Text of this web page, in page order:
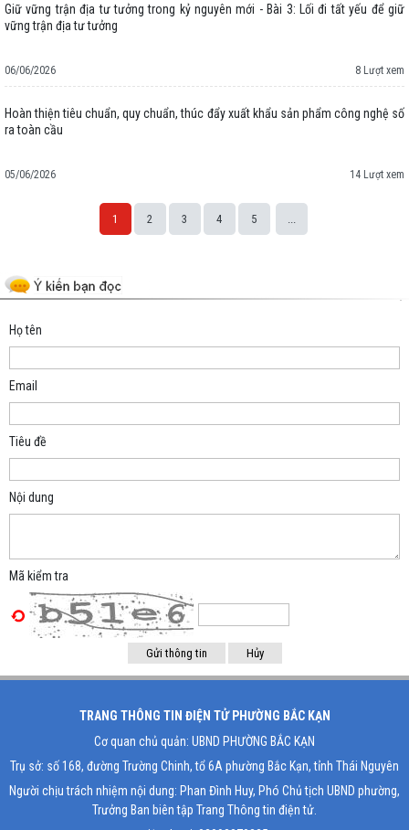
Giữ vững trận địa tư tưởng trong kỷ nguyên mới - Bài 3: Lối đi tất yếu để giữ
vững trận địa tư tưởng
06/06/2026 8 Lượt xem
Hoàn thiện tiêu chuẩn, quy chuẩn, thúc đẩy xuất khẩu sản phẩm công nghệ số
ra toàn cầu
05/06/2026 14 Lượt xem
1 2 3 4 5
Họ tên
Email
Tiêu đề
Nội dung
Mã kiểm tra
TRANG THÔNG TIN ĐIỆN TỬ PHƯỜNG BẮC KẠN
Cơ quan chủ quản: UBND PHƯỜNG BẮC KẠN
Trụ sở: số 168, đường Trường Chinh, tổ 6A phường Bắc Kạn, tỉnh Thái Nguyên
Người chịu trách nhiệm nội dung: Phan Đình Huy, Phó Chủ tịch UBND phường,
Trưởng Ban biên tập Trang Thông tin điện tử.